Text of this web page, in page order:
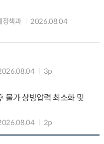
정책과
2026.08.04
3p
물가 상방압력 최소화 및
2p